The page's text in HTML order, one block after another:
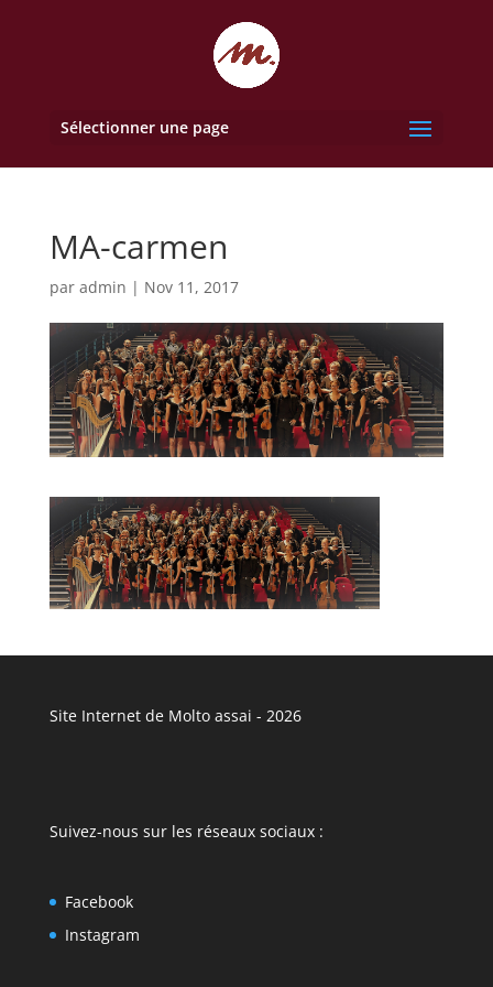
Sélectionner une page
MA-carmen
par admin | Nov 11, 2017
Site Internet de Molto assai - 2026
Suivez-nous sur les réseaux sociaux :
Facebook
Instagram